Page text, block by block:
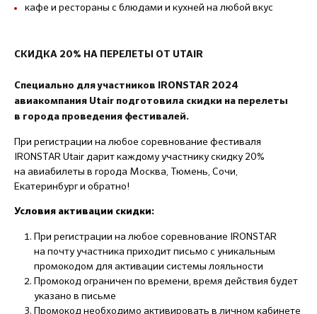
кафе и рестораны с блюдами и кухней на любой вкус
СКИДКА 20% НА ПЕРЕЛЕТЫ ОТ UTAIR
Специально для участников IRONSTAR 2024
авиакомпания Utair подготовила скидки на перелеты
в города проведения фестивалей.
При регистрации на любое соревнование фестиваля
IRONSTAR Utair дарит каждому участнику скидку 20%
на авиабилеты в города Москва, Тюмень, Сочи,
Екатеринбург и обратно!
Условия активации скидки:
При регистрации на любое соревнование IRONSTAR
на почту участника приходит письмо с уникальным
промокодом для активации системы лояльности
Промокод ограничен по времени, время действия будет
указано в письме
Промокод необходимо активировать в личном кабинете